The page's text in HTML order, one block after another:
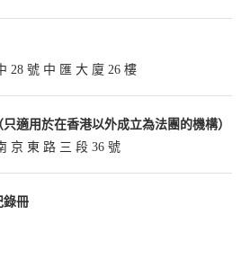
28 號 中 匯 大 廈 26 樓
適用於在香港以外成立為法團的機構）
京 東 路 三 段 36 號
錄冊